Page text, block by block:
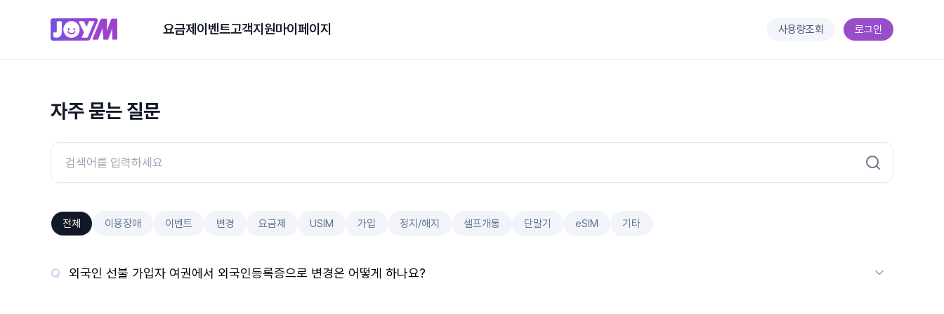
요금제 이벤트고객지원마이페이지 사용량조회 로그인
자주 묻는 질문
전체 이용장애 이벤트 변경 요금제 USIM 가입 정지/해지 셀프개통 단말기 eSIM 기타
외국인 선불 가입자 여권에서 외국인등록증으로 변경은 어떻게 하나요?